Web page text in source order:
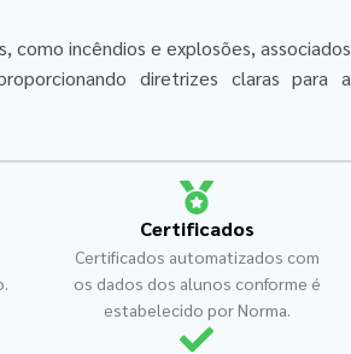
como incêndios e explosões, associados
diretrizes claras para a
Certificados
Certificados automatizados com
os dados dos alunos conforme é
estabelecido por Norma.